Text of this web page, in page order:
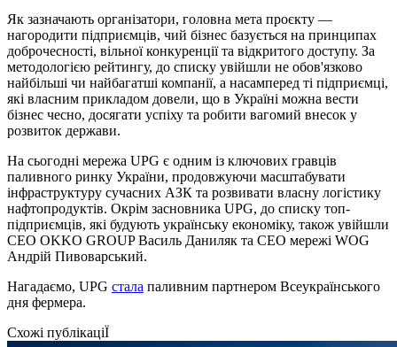
Як зазначають організатори, головна мета проєкту —
нагородити підприємців, чий бізнес базується на принципах
доброчесності, вільної конкуренції та відкритого доступу. За
методологією рейтингу, до списку увійшли не обов'язково
найбільші чи найбагатші компанії, а насамперед ті підприємці,
які власним прикладом довели, що в Україні можна вести
бізнес чесно, досягати успіху та робити вагомий внесок у
розвиток держави.
На сьогодні мережа UPG є одним із ключових гравців
паливного ринку України, продовжуючи масштабувати
інфраструктуру сучасних АЗК та розвивати власну логістику
нафтопродуктів. Окрім засновника UPG, до списку топ-
підприємців, які будують українську економіку, також увійшли
СЕО OKKO GROUP Василь Даниляк та СЕО мережі WOG
Андрій Пивоварський.
Нагадаємо, UPG стала паливним партнером Всеукраїнського
дня фермера.
Схожі публікаціЇ